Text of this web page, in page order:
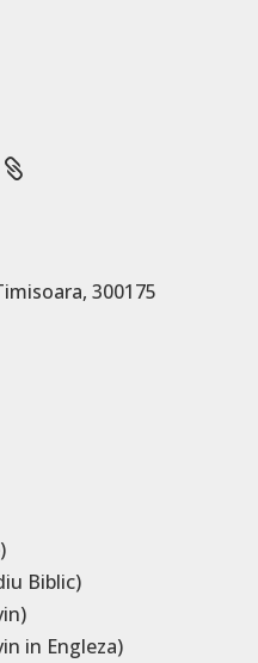

300175
Biblic)
in Engleza)